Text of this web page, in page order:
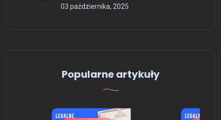
03 października, 2025
Popularne artykuły